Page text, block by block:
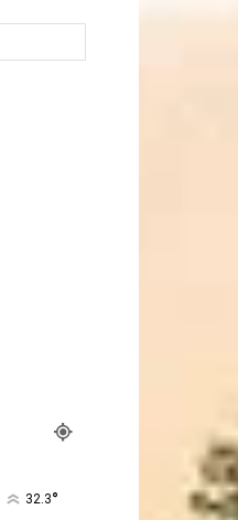
32.3°